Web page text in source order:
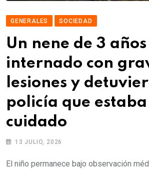
GENERALES SOCIEDAD
Un nene de 3
internado con
lesiones y
policía que estaba
cuidado
13 JULIO, 2026
El niño permanece bajo observación